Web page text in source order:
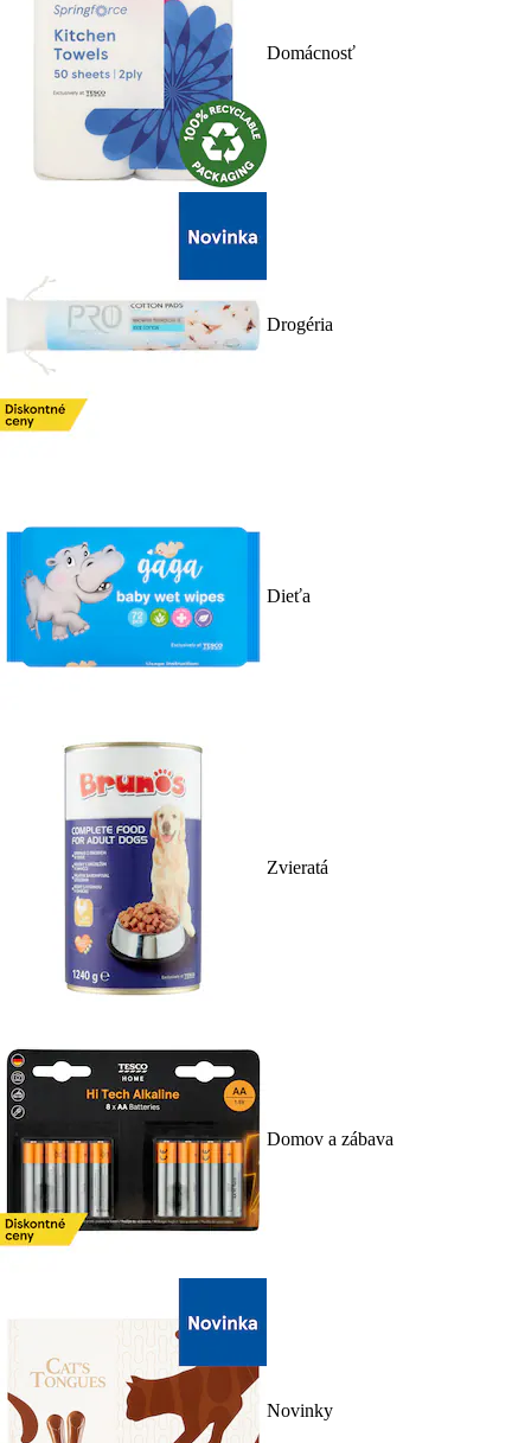
Domácnosť
Drogéria
Dieťa
Zvieratá
Domov a zábava
Novinky